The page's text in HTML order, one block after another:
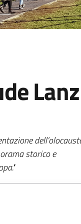
storico e